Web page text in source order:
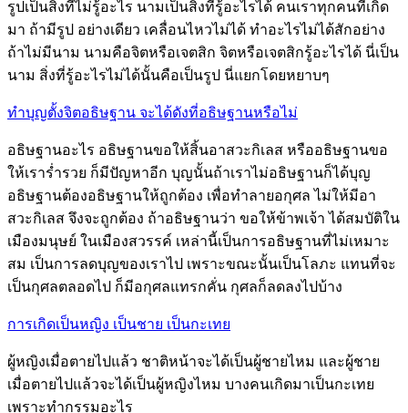
รูปเป็นสิ่งที่ไม่รู้อะไร นามเป็นสิ่งที่รู้อะไรได้ คนเราทุกคนที่เกิด
มา ถ้ามีรูป อย่างเดียว เคลื่อนไหวไม่ได้ ทำอะไรไม่ได้สักอย่าง
ถ้าไม่มีนาม นามคือจิตหรือเจตสิก จิตหรือเจตสิกรู้อะไรได้ นี่เป็น
นาม สิ่งที่รู้อะไรไม่ได้นั้นคือเป็นรูป นี่แยกโดยหยาบๆ
ทำบุญตั้งจิตอธิษฐาน จะได้ดังที่อธิษฐานหรือไม่
อธิษฐานอะไร อธิษฐานขอให้สิ้นอาสวะกิเลส หรืออธิษฐานขอ
ให้เราร่ำรวย ก็มีปัญหาอีก บุญนั้นถ้าเราไม่อธิษฐานก็ได้บุญ
อธิษฐานต้องอธิษฐานให้ถูกต้อง เพื่อทำลายอกุศล ไม่ให้มีอา
สวะกิเลส จึงจะถูกต้อง ถ้าอธิษฐานว่า ขอให้ข้าพเจ้า ได้สมบัติใน
เมืองมนุษย์ ในเมืองสวรรค์ เหล่านี้เป็นการอธิษฐานที่ไม่เหมาะ
สม เป็นการลดบุญของเราไป เพราะขณะนั้นเป็นโลภะ แทนที่จะ
เป็นกุศลตลอดไป ก็มีอกุศลแทรกคั่น กุศลก็ลดลงไปบ้าง
การเกิดเป็นหญิง เป็นชาย เป็นกะเทย
ผู้หญิงเมื่อตายไปแล้ว ชาติหน้าจะได้เป็นผู้ชายไหม และผู้ชาย
เมื่อตายไปแล้วจะได้เป็นผู้หญิงไหม บางคนเกิดมาเป็นกะเทย
เพราะทำกรรมอะไร